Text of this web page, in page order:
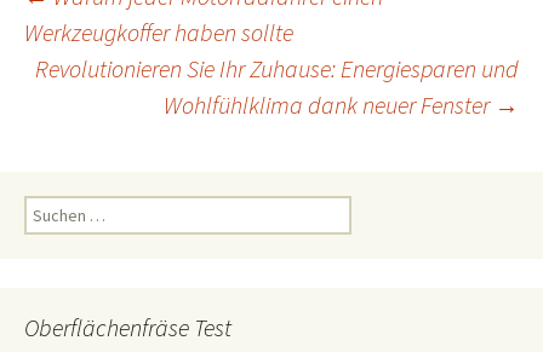
Beitrags-
Navigation
Werkzeugkoffer haben sollte
Revolutionieren Sie Ihr Zuhause: Energiesparen und
Wohlfühlklima dank neuer Fenster →
Suchen
nach:
Oberflächenfräse Test